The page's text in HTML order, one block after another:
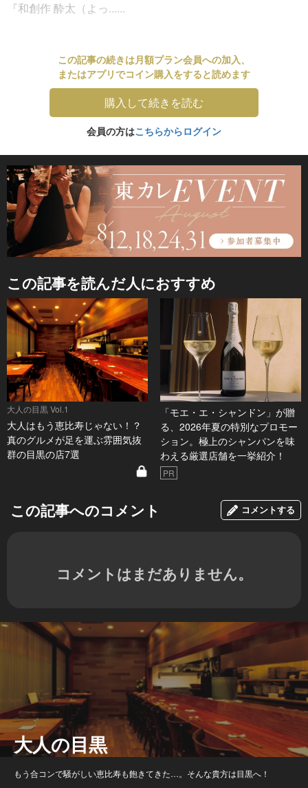
『和創作 酔太（よっ......
この記事の続きは月額プラン会員への加入、
またはアプリでコイン購入をすると読めます
購入して続きを読む
会員の方はこちらからログイン
この記事を読んだ人におすすめ
大人の目黒 Vol.1
大人はもう恵比寿じゃない！？
真のグルメが足を運ぶ雰囲気抜
群の目黒の店7選
「モエ・エ・シャンドン」が贈
る、2026年夏の特別なプロモー
ション。極上のシャンパンを味
わえる厳選店舗を一挙紹介！
PR
この記事へのコメント コメントする
コメントはまだありません。
大人の目黒
もう合コンで騒がしい恵比寿も飽きてきた…。そんな貴方は目黒へ！